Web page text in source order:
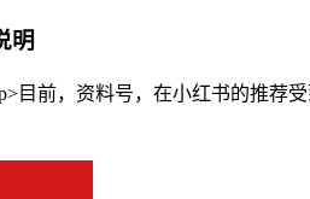
明
目前，资料号，在小红书的推荐